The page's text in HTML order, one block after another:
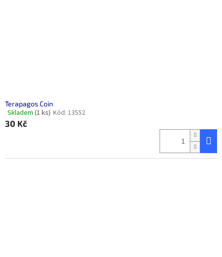
Terapagos Coin
Průměrné
hodnocení
z
Skladem (1 ks) Kód: 13552
30 Kč